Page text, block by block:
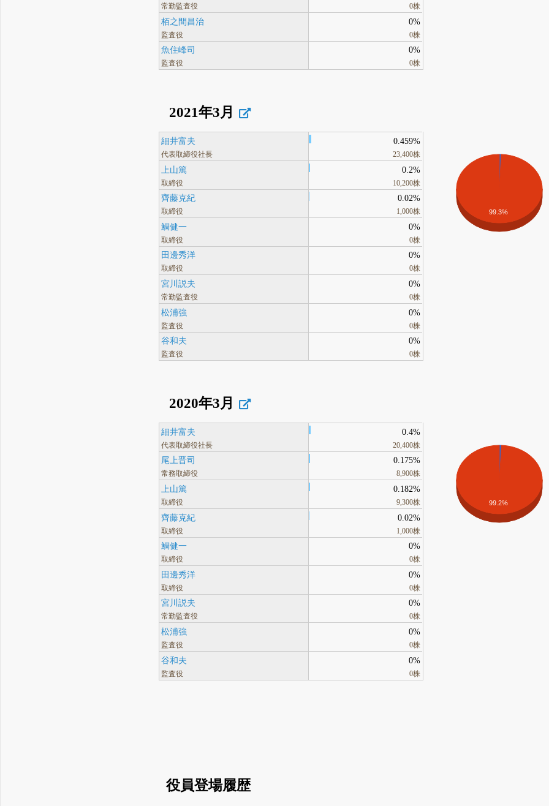
常勤監査役 0株
栢之間昌治
監査役
0%
0株
魚住峰司
監査役
0%
0株
2021年3月
細井富夫
代表取締役社長
0.459%
23,400株
上山篤
取締役
0.2%
10,200株
齊藤克紀
取締役
0.02%
1,000株
鯛健一
取締役
0%
0株
田邊秀洋
取締役
0%
0株
宮川説夫
常勤監査役
0%
0株
松浦強
監査役
0%
0株
谷和夫
監査役
0%
0株
99.3%
2020年3月
細井富夫
代表取締役社長
0.4%
20,400株
尾上晋司
常務取締役
0.175%
8,900株
上山篤
取締役
0.182%
9,300株
齊藤克紀
取締役
0.02%
1,000株
鯛健一
取締役
0%
0株
田邊秀洋
取締役
0%
0株
宮川説夫
常勤監査役
0%
0株
松浦強
監査役
0%
0株
谷和夫
監査役
0%
0株
99.2%
役員登場履歴